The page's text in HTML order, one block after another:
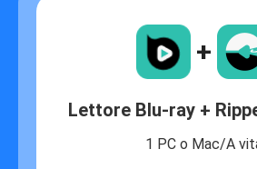
+
Lettore Blu-ray +
1 PC o Mac/A